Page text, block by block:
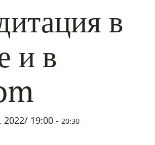
в
и в
2022/ 19:00 - 20:30